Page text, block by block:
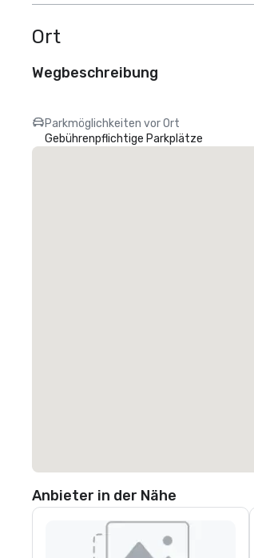
Ort
Wegbeschreibung
Parkmöglichkeiten vor Ort
Gebührenpflichtige Parkplätze
Anbieter in der Nähe